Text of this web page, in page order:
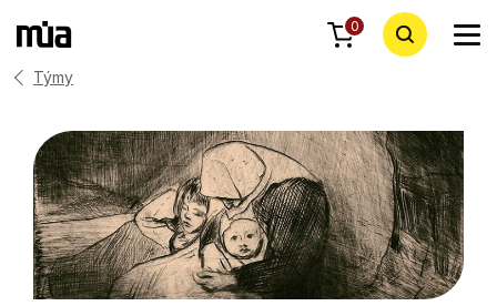
0
Týmy